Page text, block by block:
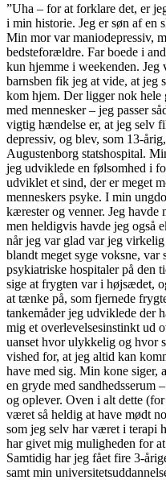
”Uha – for at forklare det, er
i min historie. Jeg er søn af en
Min mor var maniodepressiv,
bedsteforældre. Far boede i
kun hjemme i weekenden. Jeg
barnsben fik jeg at vide, at jeg
kom hjem. Der ligger nok hele
med mennesker – jeg passer
vigtig hændelse er, at jeg selv
depressiv, og blev, som 13-
Augustenborg statshospital.
jeg udviklede en følsomhed i
udviklet et sind, der er meget
menneskers psyke. I min
kærester og venner. Jeg
men heldigvis havde jeg også
når jeg var glad var jeg
blandt meget syge voksne,
psykiatriske hospitaler på den
sige at frygten var i højsædet,
at tænke på, som fjernede
tankemåder jeg udviklede der
mig et overlevelsesinstinkt ud
uanset hvor ulykkelig og hvor
vished for, at jeg altid kan
have med sig. Min kone siger,
en gryde med sandhedsserum
og oplever. Oven i alt dette
været så heldig at have mødt
som jeg selv har været i terapi
har givet mig muligheden for
Samtidig har jeg fået fire 3-
samt min